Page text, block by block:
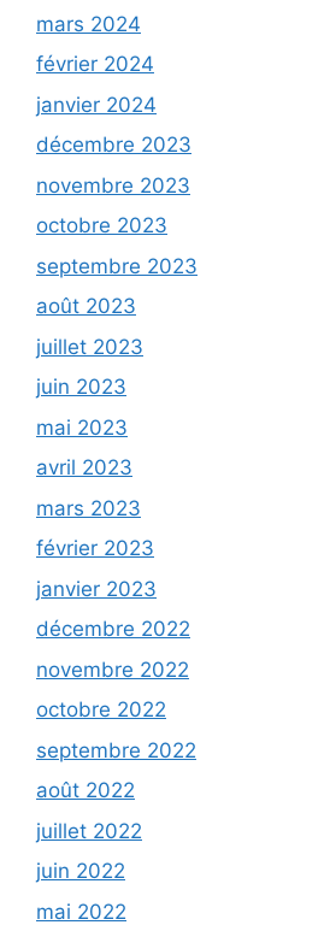
mars 2024
février 2024
janvier 2024
décembre 2023
novembre 2023
octobre 2023
septembre 2023
août 2023
juillet 2023
juin 2023
mai 2023
avril 2023
mars 2023
février 2023
janvier 2023
décembre 2022
novembre 2022
octobre 2022
septembre 2022
août 2022
juillet 2022
juin 2022
mai 2022